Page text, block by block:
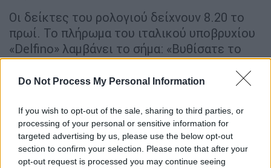
Do Not Process My Personal Information
If you wish to opt-out of the sale, sharing to third parties, or
processing of your personal or sensitive information for
targeted advertising by us, please use the below opt-out
section to confirm your selection. Please note that after your
opt-out request is processed you may continue seeing
Οι δείκτες του ρολογιού δείχνουν 8.20 το
πρωί. Το πλήρωμα του ιταλικού υποβρυχίου
«Delfino» λαμβάνει το σήμα: «Βυθίσατε το
“Έλλη”». 8.25: Ξαφνικά όλα παγώνουν και
άπαντες σιωπούν. «Τορπίλη ακριβώς στη
πλησίαζε. Η τρομακτική έκρηξη σήκωσε το
πλοίο στον αέρα, κόβοντάς το στα δύο.
Άνδρες στη θάλασσα, κραυγές, πόνος,
νεκροί.